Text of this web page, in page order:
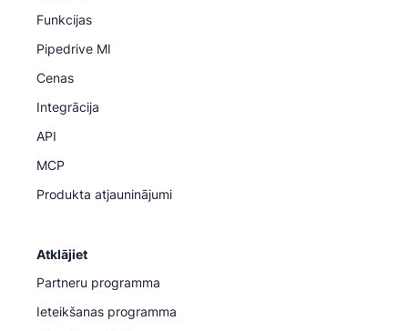
Funkcijas
Pipedrive MI
Cenas
Integrācija
API
MCP
Produkta atjauninājumi
Atklājiet
Partneru programma
Ieteikšanas programma